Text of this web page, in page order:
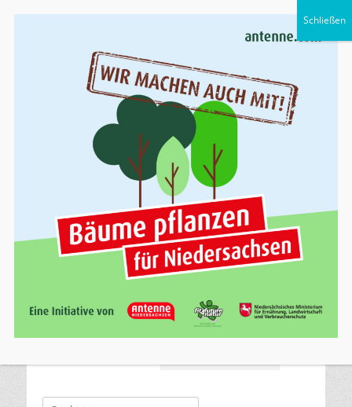
Steuerberater
Dennis Schmidt
Telefon 0551 – 522 06 0 · info@steuerbuero-
goettingen.de
nach:
Allgemeine Auftragsbedingungen
Hier können Sie unsere Allgemeinen
Auftragsbedingen herunterladen.